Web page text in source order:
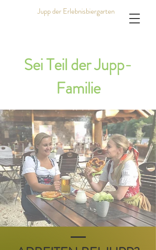
Jupp der Erlebnisbiergarten
Sei Teil der Jupp-
Familie